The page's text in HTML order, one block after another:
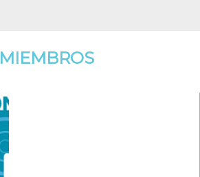
MIEMBROS